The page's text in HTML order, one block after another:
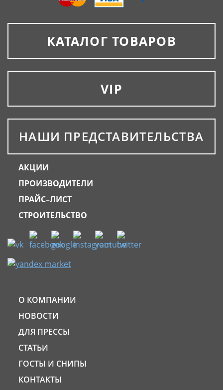
КАТАЛОГ ТОВАРОВ
VIP
НАШИ ПРЕДСТАВИТЕЛЬСТВА
АКЦИИ
ПРОИЗВОДИТЕЛИ
ПРАЙС–ЛИСТ
СТРОИТЕЛЬСТВО
О КОМПАНИИ
НОВОСТИ
ДЛЯ ПРЕССЫ
СТАТЬИ
ГОСТЫ И СНИПЫ
КОНТАКТЫ